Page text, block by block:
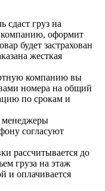
сдаст груз на
оформит
будет застрахован
жесткая
компанию вы
номера на общий
по срокам и
менеджеры
согласуют
рассчитывается до
груза на этаж
и оплачивается